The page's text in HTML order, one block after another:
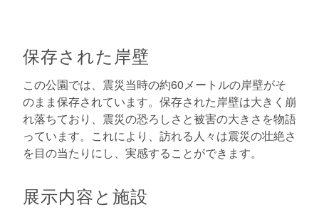
保存された岸壁
この公園では、震災当時の約60メートルの岸壁がそ
のまま保存されています。保存された岸壁は大きく崩
れ落ちており、震災の恐ろしさと被害の大きさを物語
っています。これにより、訪れる人々は震災の壮絶さ
を目の当たりにし、実感することができます。
展示内容と施設